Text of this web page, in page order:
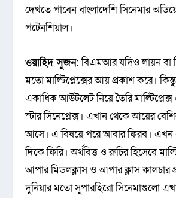
দেখতে পাবেন বাংলাদেশি সিনেমার
পটেনশিয়াল।
ওয়াহিদ সুজন: বিএমআর যদিও লায়ন বা
মতো মাল্টিপ্লেক্সের আয় প্রকাশ করে।
একাধিক আউটলেট নিয়ে তৈরি
স্টার সিনেপ্লেক্স। এখান থেকে আয়ের
আসে। এ বিষয়ে পরে আবার ফিরব।
দিকে ফিরি। অর্থবিত্ত ও রুচির হিসেবে
আপার মিডলক্লাস ও আপার ক্লাস কালচার
দুনিয়ার মতো সুপারহিরো সিনেমাগুলো